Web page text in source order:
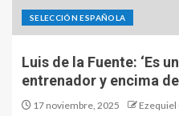
SELECCIÓN ESPAÑOLA
Luis de la Fuente: ‘Es
entrenador y encima de
17 noviembre, 2025 Ezequiel